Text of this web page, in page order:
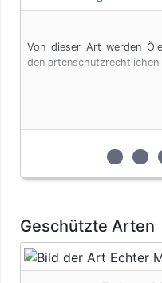
Von dieser Art werden
den artenschutzrechtlichen
zur 1.zur
Geschützte Arten